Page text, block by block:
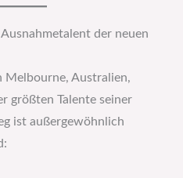
der neuen
Melbourne, Australien,
größten Talente seiner
ist außergewöhnlich